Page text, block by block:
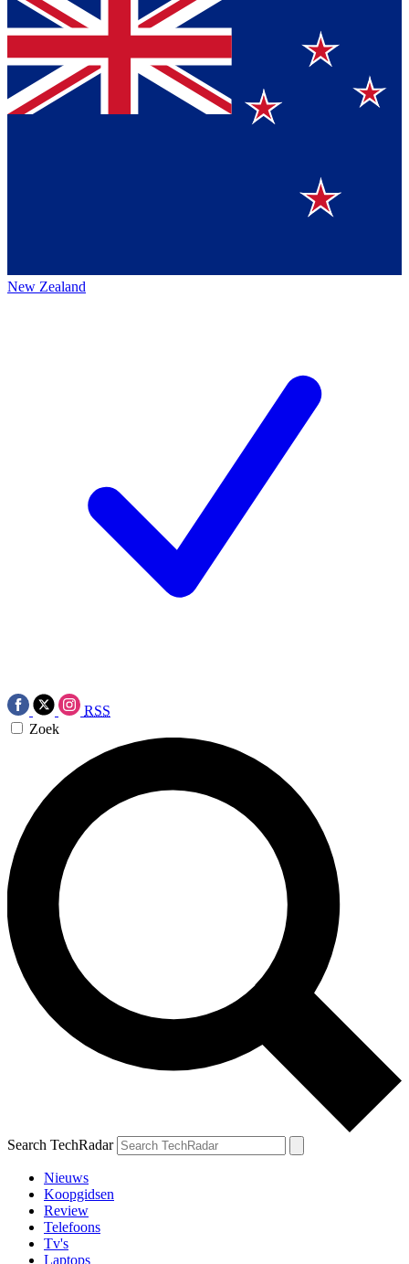
New Zealand
RSS
Zoek
Search TechRadar
Nieuws
Koopgidsen
Review
Telefoons
Tv's
Laptops